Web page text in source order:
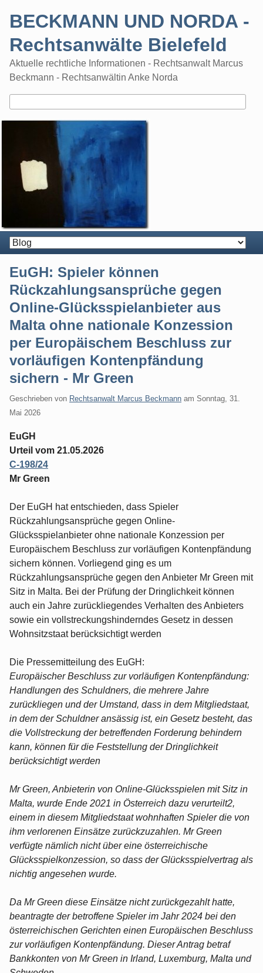
BECKMANN UND NORDA -
Rechtsanwälte Bielefeld
Aktuelle rechtliche Informationen - Rechtsanwalt Marcus
Beckmann - Rechtsanwältin Anke Norda
EuGH: Spieler können
Rückzahlungsansprüche gegen
Online-Glücksspielanbieter aus
Malta ohne nationale Konzession
per Europäischem Beschluss zur
vorläufigen Kontenpfändung
sichern - Mr Green
Geschrieben von Rechtsanwalt Marcus Beckmann am Sonntag, 31.
Mai 2026
EuGH
Urteil vom 21.05.2026
C-198/24
Mr Green
Der EuGH hat entschieden, dass Spieler
Rückzahlungsansprüche gegen Online-
Glücksspielanbieter ohne nationale Konzession per
Europäischem Beschluss zur vorläufigen Kontenpfändung
sichern können. Vorliegend ging es um
Rückzahlungsansprüche gegen den Anbieter Mr Green mit
Sitz in Malta. Bei der Prüfung der Dringlichkeit können
auch ein Jahre zurückliegendes Verhalten des Anbieters
sowie ein vollstreckungshinderndes Gesetz in dessen
Wohnsitzstaat berücksichtigt werden
Die Pressemitteilung des EuGH:
Europäischer Beschluss zur vorläufigen Kontenpfändung:
Handlungen des Schuldners, die mehrere Jahre
zurückliegen und der Umstand, dass in dem Mitgliedstaat,
in dem der Schuldner ansässig ist, ein Gesetz besteht, das
die Vollstreckung der betreffenden Forderung behindern
kann, können für die Feststellung der Dringlichkeit
berücksichtigt werden
Mr Green, Anbieterin von Online-Glücksspielen mit Sitz in
Malta, wurde Ende 2021 in Österreich dazu verurteilt2,
einem in diesem Mitgliedstaat wohnhaften Spieler die von
ihm verlorenen Einsätze zurückzuzahlen. Mr Green
verfügte nämlich nicht über eine österreichische
Glücksspielkonzession, so dass der Glücksspielvertrag als
nichtig angesehen wurde.
Da Mr Green diese Einsätze nicht zurückgezahlt hatte,
beantragte der betroffene Spieler im Jahr 2024 bei den
österreichischen Gerichten einen Europäischen Beschluss
zur vorläufigen Kontenpfändung. Dieser Antrag betraf
Bankkonten von Mr Green in Irland, Luxemburg, Malta und